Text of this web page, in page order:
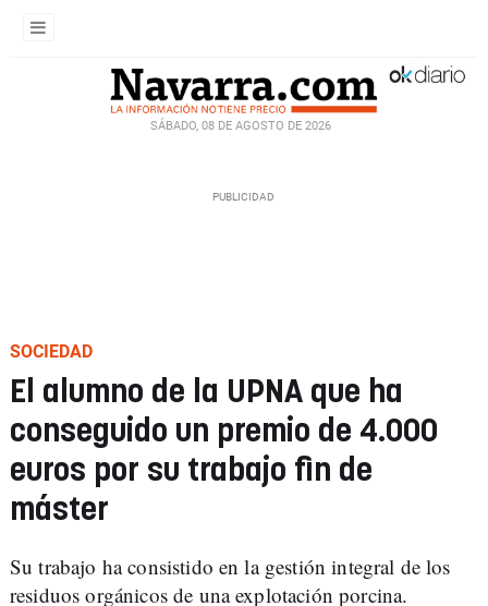
SÁBADO, 08 DE AGOSTO DE 2026
SOCIEDAD
El alumno de la UPNA que ha
conseguido un premio de 4.000
euros por su trabajo fin de
máster
Su trabajo ha consistido en la gestión integral de los
residuos orgánicos de una explotación porcina.